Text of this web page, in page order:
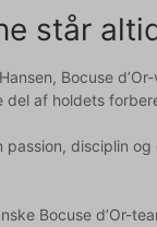
står
Bocuse
af holdets
passion, disciplin
Bocuse d’Or-